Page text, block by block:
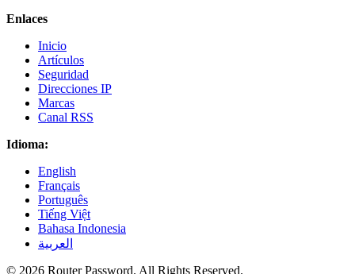
Enlaces
Inicio
Artículos
Seguridad
Direcciones IP
Marcas
Canal RSS
Idioma:
English
Français
Português
Tiếng Việt
Bahasa Indonesia
العربية
© 2026 Router Password. All Rights Reserved.